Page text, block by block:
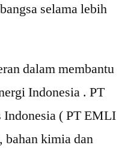
selama lebih
dalam membantu
Indonesia . PT
( PT EMLI
kimia dan